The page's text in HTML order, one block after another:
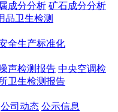
成分分析 矿石成分分析
品卫生检测
全生产标准化
声检测报告 中央空调检
卫生检测报告
公司动态 公示信息